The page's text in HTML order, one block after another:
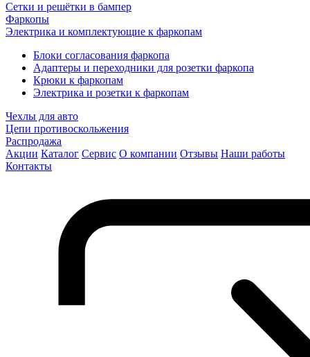
Сетки и решётки в бампер
Фаркопы
Электрика и комплектующие к фаркопам
Блоки согласования фаркопа
Адаптеры и переходники для розетки фаркопа
Крюки к фаркопам
Электрика и розетки к фаркопам
Чехлы для авто
Цепи противоскольжения
Распродажа
Акции Каталог Сервис О компании Отзывы Наши работы
Контакты